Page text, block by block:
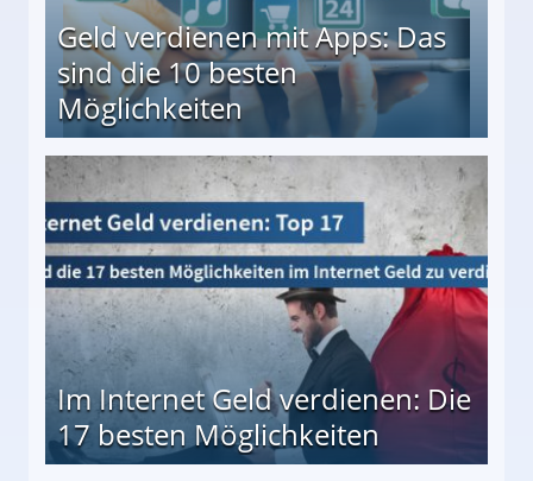
Geld verdienen mit Apps: Das
sind die 10 besten
Möglichkeiten
besten Möglichkeiten
Im Internet Geld verdienen: Die
17 besten Möglichkeiten